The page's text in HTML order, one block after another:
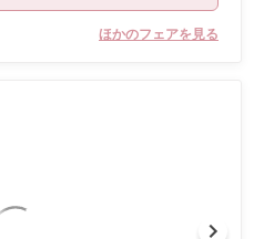
ほかのフェアを見る